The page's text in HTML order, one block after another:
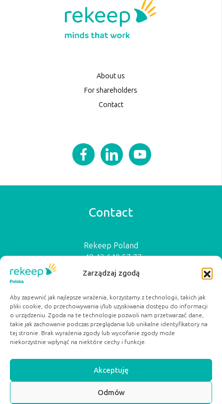
Zarządzaj zgodą
Aby zapewnić jak najlepsze wrażenia, korzystamy z technologii, takich jak
pliki cookie, do przechowywania i/lub uzyskiwania dostępu do informacji
o urządzeniu. Zgoda na te technologie pozwoli nam przetwarzać dane,
takie jak zachowanie podczas przeglądania lub unikalne identyfikatory na
tej stronie. Brak wyrażenia zgody lub wycofanie zgody może
niekorzystnie wpłynąć na niektóre cechy i funkcje.
Akceptuję
Odmów
About us
For shareholders
Contact
Contact
Rekeep Poland
+48 42 640 57 77
biuro@rekeep.pl
91-065 Łódź
Serwisy Partnerskie:
dobryposilek.org
pacjentwybiera.pl